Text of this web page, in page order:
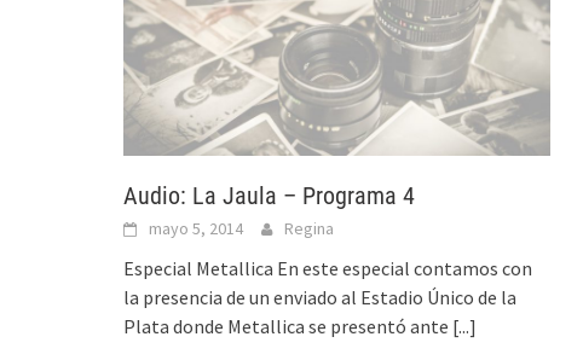
Audio: La Jaula – Programa 4
mayo 5, 2014 Regina
Especial Metallica En este especial contamos con
la presencia de un enviado al Estadio Único de la
Plata donde Metallica se presentó ante [...]